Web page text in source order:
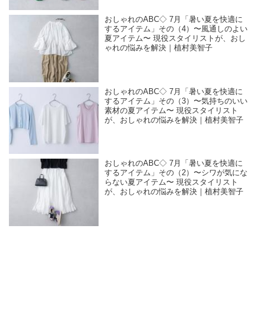
おしゃれのABC◇ 7月「暑い夏を快適に
するアイテム」その（4）〜風通しのよい
夏アイテム〜 現役スタイリストが、おし
ゃれの悩みを解決｜植村美智子
おしゃれのABC◇ 7月「暑い夏を快適に
するアイテム」その（3）〜気持ちのいい
素材の夏アイテム〜 現役スタイリスト
が、おしゃれの悩みを解決｜植村美智子
おしゃれのABC◇ 7月「暑い夏を快適に
するアイテム」その（2）〜シワが気にな
らない夏アイテム〜 現役スタイリスト
が、おしゃれの悩みを解決｜植村美智子